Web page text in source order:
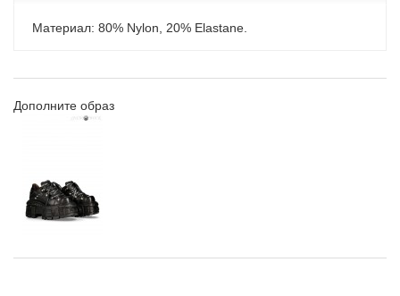
Материал: 80% Nylon, 20% Elastane.
Дополните образ